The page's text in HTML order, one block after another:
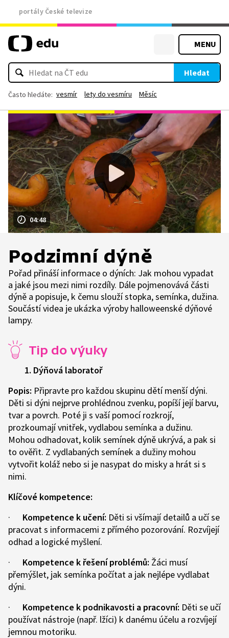
portály České televize
MENU
Hledat
Často hledáte: vesmír lety do vesmíru Měsíc
04:48
Podzimní dýně
Pořad přináší informace o dýních: Jak mohou vypadat
a jaké jsou mezi nimi rozdíly. Dále pojmenovává části
dýně a popisuje, k čemu slouží stopka, semínka, dužina.
Součástí videa je ukázka výroby halloweenské dýňové
lampy.
Tip do výuky
1. Dýňová laboratoř
Popis: Připravte pro každou skupinu dětí menší dýni.
Děti si dýni nejprve prohlédnou zvenku, popíší její barvu,
tvar a povrch. Poté ji s vaší pomocí rozkrojí,
prozkoumají vnitřek, vydlabou semínka a dužinu.
Mohou odhadovat, kolik semínek dýně ukrývá, a pak si
to ověřit. Z vydlabaných semínek a dužiny mohou
vytvořit koláž nebo si je nasypat do misky a hrát si s
nimi.
Klíčové kompetence:
· Kompetence k učení: Děti si všímají detailů a učí se
pracovat s informacemi z přímého pozorování. Rozvíjejí
odhad a logické myšlení.
· Kompetence k řešení problémů: Žáci musí
přemýšlet, jak semínka počítat a jak nejlépe vydlabat
dýni.
· Kompetence k podnikavosti a pracovní: Děti se učí
používat nástroje (např. lžíci) k danému účelu a rozvíjejí
jemnou motoriku.